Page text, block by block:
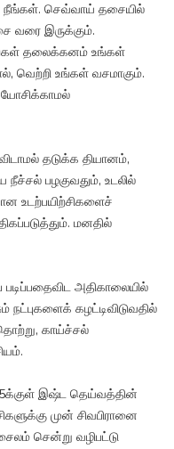
நீங்கள். செவ்வாய் தசையில்
வரை இருக்கும்.
தலைக்கனம் உங்கள்
வெற்றி உங்கள் வசமாகும்.
தடுக்க தியானம்,
பழகுவதும், உடலில்
உடற்பயிற்சிகளைச்
மனதில்
படிப்பதைவிட அதிகாலையில்
நட்புகளைக் கழட்டிவிடுவதில்
காய்ச்சல்
இஷ்ட தெய்வத்தின்
முன் சிவபிரானை
சென்று வழிபட்டு